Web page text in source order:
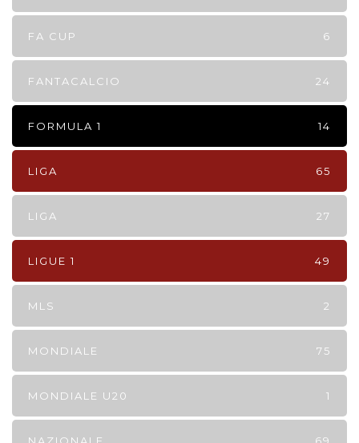
FA CUP 6
FANTACALCIO 24
FORMULA 1 14
LIGA 65
LIGA 27
LIGUE 1 49
MLS 2
MONDIALE 75
MONDIALE U20 1